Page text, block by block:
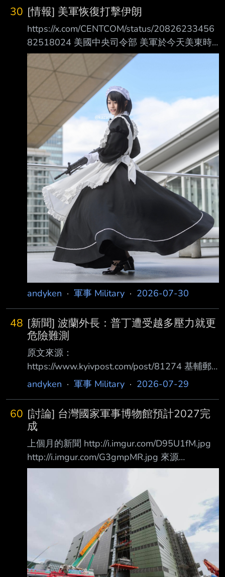
30 [情報] 美軍恢復打擊伊朗
https://x.com/CENTCOM/status/20826233456
82518024 美國中央司令部 美軍於今天美東時
間（ET）晚上八時開始對伊朗發動打擊，此次打
擊是對伊朗昨天企圖襲 擊駐中東美軍部隊所作
出的強力回應 停六天又恢復開火，不知道是單
次還是還會繼續 看來taco已經成功收割一波股市
了，現在要創造新的一波（誤 --
https://i.imgur.com/AEvCSI0.jpg --
andyken · 軍事 Military · 2026-07-30
48 [新聞] 波蘭外長：普丁遭受越多壓力就更
危險難測
原文來源：
https://www.kyivpost.com/post/81274 基輔郵
報 原文摘要： 波蘭外長西科爾斯基警告，隨著
能會變得更 加危險。他也奉勸俄羅斯應在「為
時已晚」之前，結束其在烏克蘭的「犯罪式冒
險」 西科爾斯基週二接受波蘭電視台節目 《On
the Record》 採訪時表示：「在俄羅斯的經濟
開始承受較大衝擊之後，俄羅斯人民已開始無法
軍事行動』了。」 不過，西科爾斯基也提醒，
西方不應因俄羅斯面臨越來
andyken · 軍事 Military · 2026-07-29
60 [討論] 台灣國家軍事博物館預計2027完
成
上個月的新聞 http://i.imgur.com/D95U1fM.jpg
http://i.imgur.com/G3gmpMR.jpg 來源
https://www.cna.com.tw/news/aipl/202606050
博館主體工程進入最後階段 推動如期完成
2026/6/5 10:37 （中央社記者吳書緯台北5日
電）軍聞社報導，國防部政務辦公室主任孫立方
昨天主持國家軍事博物館新建工程擴大研討會時
指出，主體工程已進入最後關